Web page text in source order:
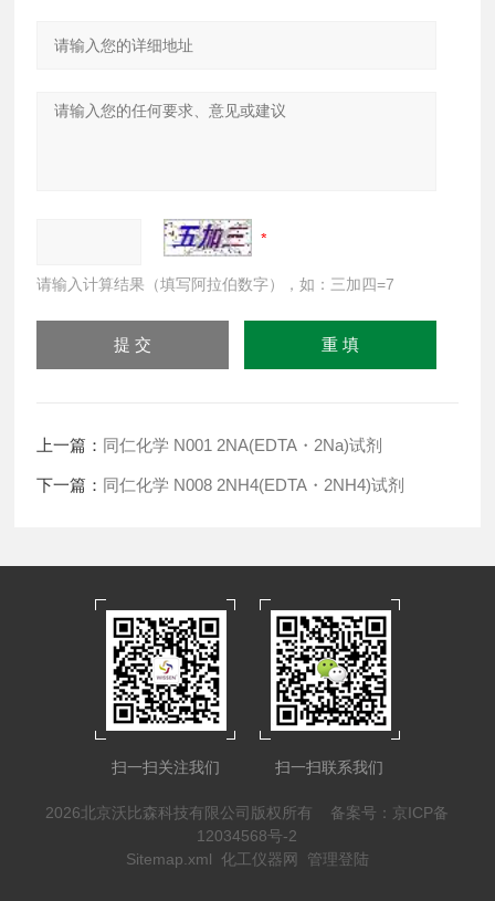
请输入计算结果（填写阿拉伯数字），如：三加四=7
上一篇： 同仁化学 N001 2NA(EDTA・2Na)试剂
下一篇： 同仁化学 N008 2NH4(EDTA・2NH4)试剂
扫一扫关注我们 扫一扫联系我们
2026北京沃比森科技有限公司版权所有 备案号：京ICP备
12034568号-2
Sitemap.xml 化工仪器网 管理登陆